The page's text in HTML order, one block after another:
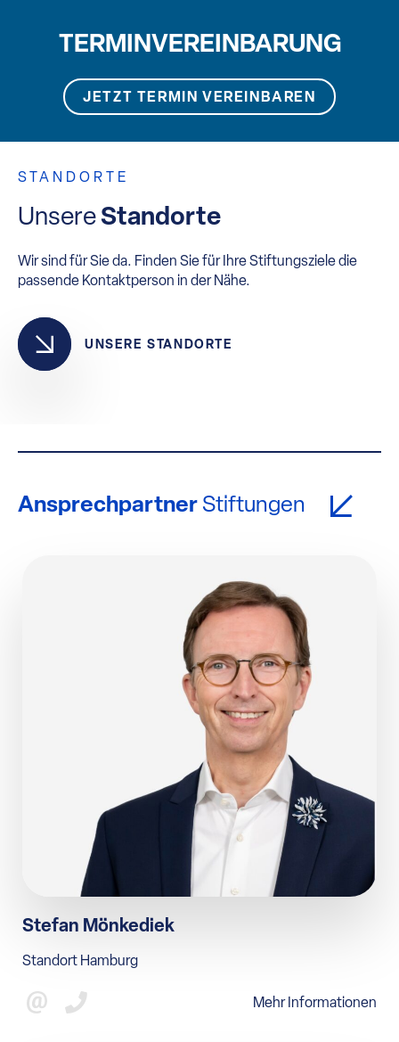
TERMINVEREINBARUNG
JETZT TERMIN VEREINBAREN
STANDORTE
UnsereStandorte
Wir sind für Sie da. Finden Sie für Ihre Stiftungsziele die
passende Kontaktperson in der Nähe.
UNSERE STANDORTE
Ansprechpartner Stiftungen
Stefan Mönkediek
Standort Hamburg
Mehr Informationen